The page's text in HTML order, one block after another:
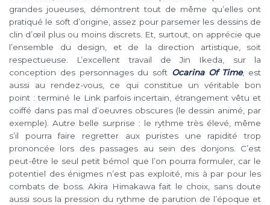
grandes joueuses, démontrent tout de même qu’elles ont
pratiqué le soft d’origine, assez pour parsemer les dessins de
clin d’œil plus ou moins discrets. Et, surtout, on apprécie que
l’ensemble du design, et de la direction artistique, soit
respectueuse. L’excellent travail de Jin Ikeda, sur la
conception des personnages du soft Ocarina Of Time, est
aussi au rendez-vous, ce qui constitue un véritable bon
point : terminé le Link parfois incertain, étrangement vêtu et
coiffé dans pas mal d’oeuvres obscures (le dessin animé, par
exemple). Autre belle surprise : le rythme très élevé, même
s’il pourra faire regretter aux puristes une rapidité trop
prononcée lors des passages au sein des donjons. C’est
peut-être le seul petit bémol que l’on pourra formuler, car le
potentiel des énigmes n’est pas exploité, mis à par pour les
combats de boss. Akira Himakawa fait le choix, sans doute
aussi sous la pression du rythme de parution de l’époque et